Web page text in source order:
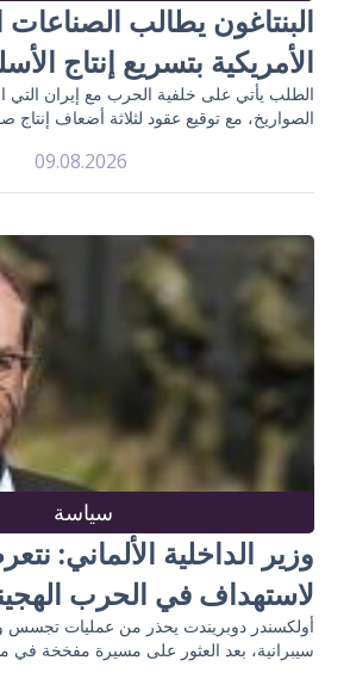
البنتاغون يطالب الصناعات
الأمريكية بتسريع إنتاج
الطلب يأتي على خلفية الحرب مع إيران
الصواريخ، مع توقيع عقود لثلاثة أضعاف إنتاج
09.08.2026
سياسة
وزير الداخلية الألماني:
لاستهداف في الحرب
أولكسندر دوبريندت يحذر من عمليات
سيبرانية، بعد العثور على مسيرة مفخخة في